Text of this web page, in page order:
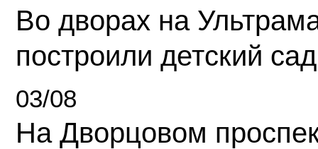
Во дворах на
построили детский сад
03/08
На Дворцовом